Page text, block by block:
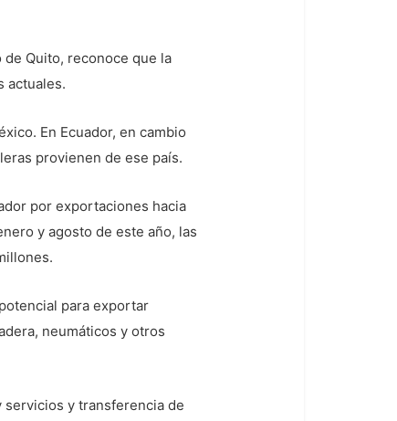
de Quito, reconoce que la
actuales.
En Ecuador, en cambio
provienen de ese país.
por exportaciones hacia
y agosto de este año, las
para exportar
neumáticos y otros
y transferencia de